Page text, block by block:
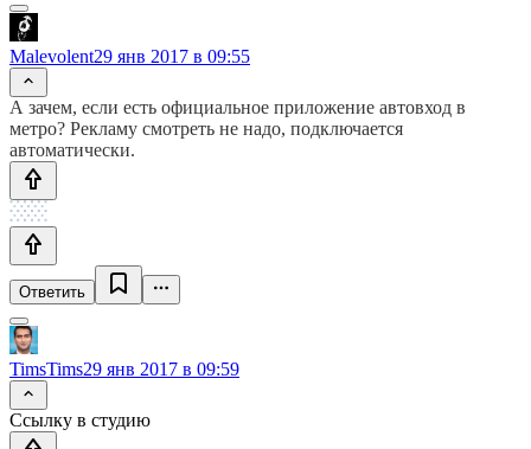
Malevolent29 янв 2017 в 09:55
А зачем, если есть официальное приложение автовход в
метро? Рекламу смотреть не надо, подключается
автоматически.
Ответить
TimsTims29 янв 2017 в 09:59
Ссылку в студию